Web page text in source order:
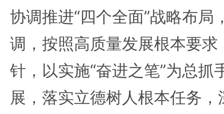
协调推进“四个全面”战略布局
调，按照高质量发展根本要
针，以实施“奋进之笔”为总抓
展，落实立德树人根本任务